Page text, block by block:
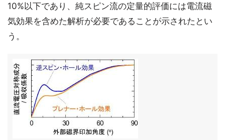
10%以下であり、純スピン流の定量的評価には電流磁
気効果を含めた解析が必要であることが示されたとい
う。